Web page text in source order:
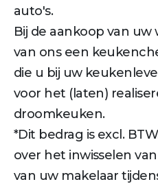
auto's.
Bij de aankoop van
van ons een
die u bij uw
voor het (laten)
droomkeuken.
*Dit bedrag is excl.
over het inwisselen
van uw makelaar